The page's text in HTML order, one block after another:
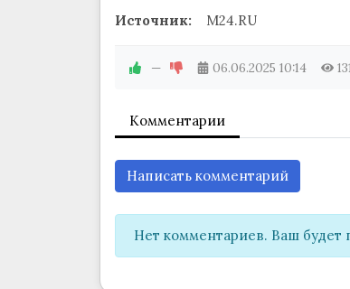
Источник:
M24.RU
— 06.06.2025 10:14
Комментарии
Написать комментарий
Нет комментариев. Ваш будет